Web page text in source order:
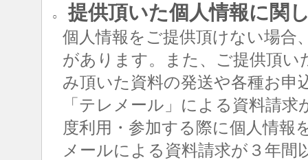
○ 提供頂いた個人情報に関
個人情報をご提供頂けない場合
があります。また、ご提供頂い
み頂いた資料の発送や各種お
「テレメール」による資料請
度利用・参加する際に個人情
メールによる資料請求が３年間